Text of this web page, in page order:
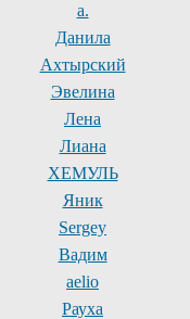
a.
Данила
Ахтырский
Эвелина
Лена
Лиана
ХЕМУЛЬ
Яник
Sergey
Вадим
aelio
Рауха